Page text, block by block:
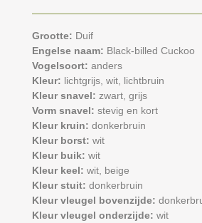
Grootte: Duif
Engelse naam: Black-billed Cuckoo
Vogelsoort: anders
Kleur: lichtgrijs, wit, lichtbruin
Kleur snavel: zwart, grijs
Vorm snavel: stevig en kort
Kleur kruin: donkerbruin
Kleur borst: wit
Kleur buik: wit
Kleur keel: wit, beige
Kleur stuit: donkerbruin
Kleur vleugel bovenzijde:
Kleur vleugel onderzijde: wit